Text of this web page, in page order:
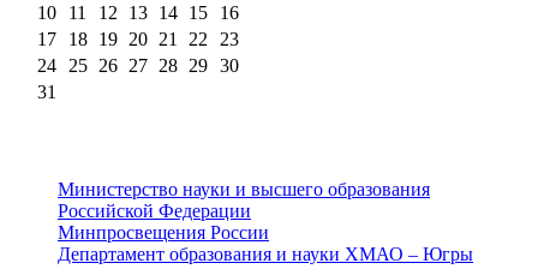
10
11 12 13 14 15
16
17
18 19 20 21 22
23
24
25 26 27 28 29 30
31
Министерство науки и высшего образования
Российской Федерации
Минпросвещения России
Департамент образования и науки ХМАО – Югры